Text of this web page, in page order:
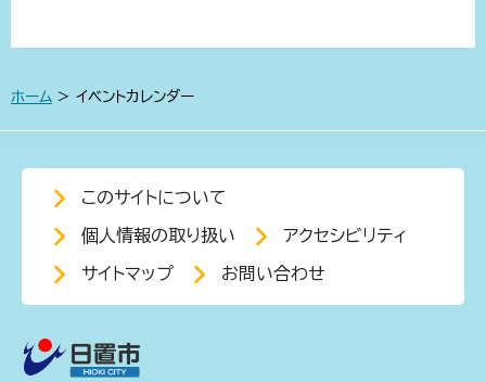
ホーム > イベントカレンダー
このサイトについて
個人情報の取り扱い アクセシビリティ
サイトマップ お問い合わせ